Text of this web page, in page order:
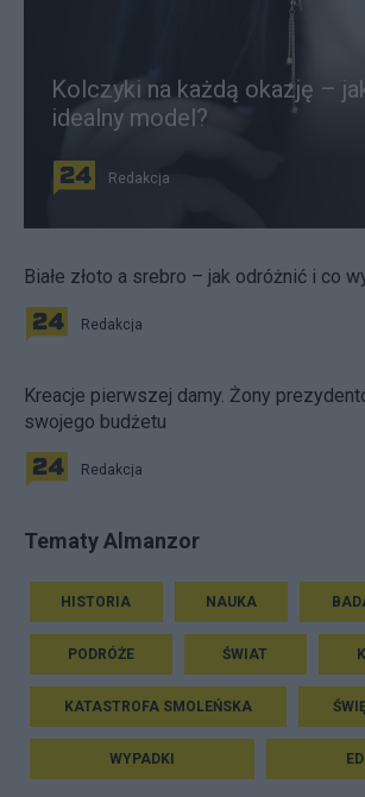
Kolczyki na każdą okazję –
idealny model?
Redakcja
Białe złoto a srebro – jak odróżnić i co
Redakcja
Kreacje pierwszej damy. Żony
swojego budżetu
Redakcja
Tematy Almanzor
HISTORIA NAUKA
PODRÓŻE ŚWIAT
KATASTROFA SMOLEŃSKA
WYPADKI